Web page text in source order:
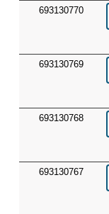
693130770
693130769
693130768
693130767